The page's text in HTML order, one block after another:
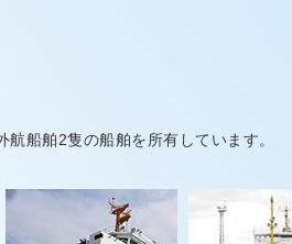
船舶2隻の船舶を所有しています。